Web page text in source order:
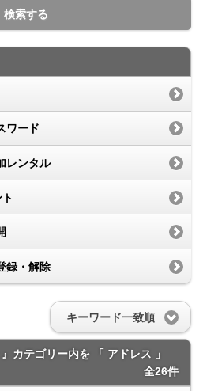
検索する
ワード
レンタル
録・解除
キーワード一致順
カテゴリー内を 「 アドレス 」
全26件